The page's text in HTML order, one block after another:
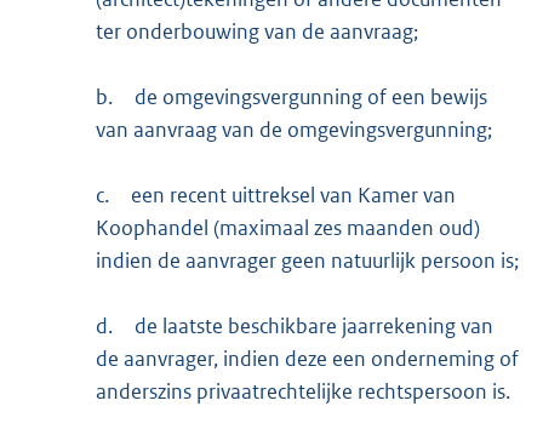
ter onderbouwing van de aanvraag;
b.
de omgevingsvergunning of een bewijs
van aanvraag van de omgevingsvergunning;
c.
een recent uittreksel van Kamer van
Koophandel (maximaal zes maanden oud)
indien de aanvrager geen natuurlijk persoon is;
d.
de laatste beschikbare jaarrekening van
de aanvrager, indien deze een onderneming of
anderszins privaatrechtelijke rechtspersoon is.